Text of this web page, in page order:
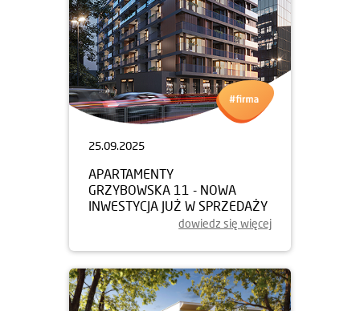
25.09.2025
APARTAMENTY
GRZYBOWSKA 11 - NOWA
INWESTYCJA JUŻ W SPRZEDAŻY
dowiedz się więcej